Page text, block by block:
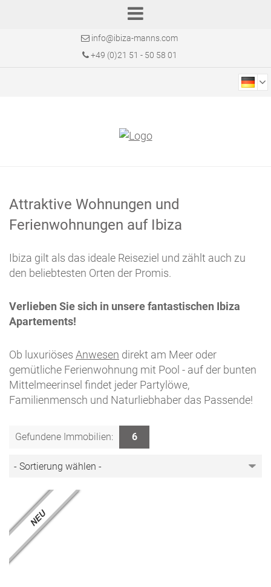
info@ibiza-manns.com
+49 (0)21 51 - 50 58 01
Attraktive Wohnungen und
Ferienwohnungen auf Ibiza
Ibiza gilt als das ideale Reiseziel und zählt auch zu
den beliebtesten Orten der Promis.
Verlieben Sie sich in unsere fantastischen Ibiza
Apartements!
Ob luxuriöses Anwesen direkt am Meer oder
gemütliche Ferienwohnung mit Pool - auf der bunten
Mittelmeerinsel findet jeder Partylöwe,
Familienmensch und Naturliebhaber das Passende!
Gefundene Immobilien: 6